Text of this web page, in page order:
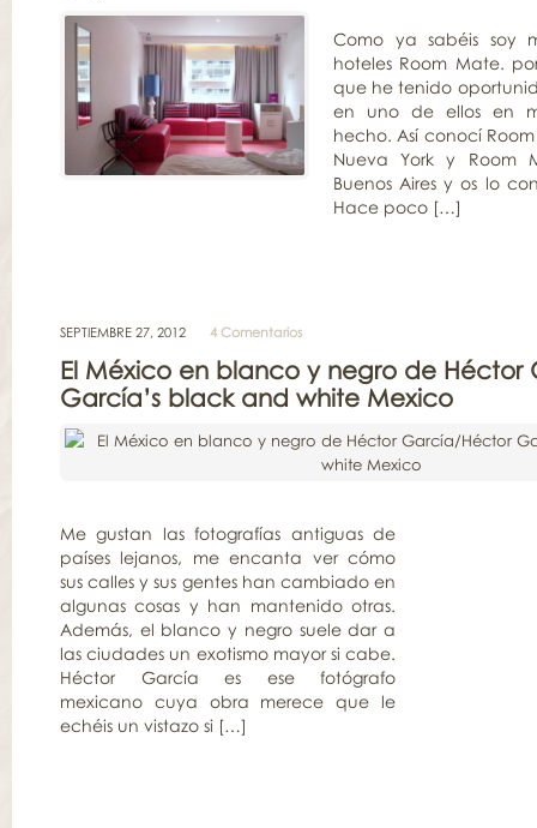
Como ya sabéis soy
hoteles Room Mate.
que he tenido
en uno de ellos en
hecho. Así conocí
Nueva York y Room
Buenos Aires y os lo
Hace poco […]
SEPTIEMBRE 27, 2012 4 Comentarios
El México en blanco y negro de Héctor
García’s black and white Mexico
Me gustan las fotografías antiguas de
países lejanos, me encanta ver cómo
sus calles y sus gentes han cambiado en
algunas cosas y han mantenido otras.
Además, el blanco y negro suele dar a
las ciudades un exotismo mayor si cabe.
Héctor García es ese fotógrafo
mexicano cuya obra merece que le
echéis un vistazo si […]